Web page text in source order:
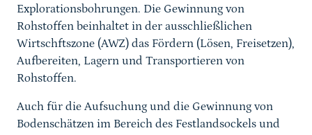
Explorationsbohrungen. Die Gewinnung von
Rohstoffen beinhaltet in der ausschließlichen
Wirtschftszone (AWZ) das Fördern (Lösen, Freisetzen),
Aufbereiten, Lagern und Transportieren von
Rohstoffen.
Auch für die Aufsuchung und die Gewinnung von
Bodenschätzen im Bereich des Festlandsockels und